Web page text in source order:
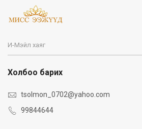
Холбоо барих
tsolmon_0702@yahoo.com
99844644